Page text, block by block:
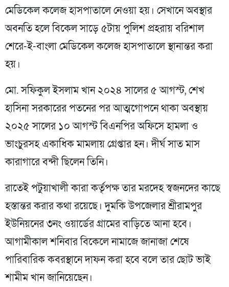
মেডিকেল কলেজ হাসপাতালে নেওয়া হয়। সেখানে অবস্থার
অবনতি হলে বিকেল সাড়ে ৫টায় পুলিশ প্রহরায় বরিশাল
শেরে-ই-বাংলা মেডিকেল কলেজ হাসপাতালে স্থানান্তর করা
হয়।
মো. সফিকুল ইসলাম খান ২০২৪ সালের ৫ আগস্ট, শেখ
হাসিনা সরকারের পতনের পর আত্মগোপনে থাকা অবস্থায়
২০২৫ সালের ১০ আগস্ট বিএনপির অফিসে হামলা ও
ভাংচুরসহ একাধিক মামলায় গ্রেপ্তার হন। দীর্ঘ সাত মাস
কারাগারে বন্দী ছিলেন তিনি।
রাতেই পটুয়াখালী কারা কর্তৃপক্ষ তার মরদেহ স্বজনদের কাছে
হস্তান্তর করার কথা রয়েছে। দুমকি উপজেলার শ্রীরামপুর
ইউনিয়নের ৩নং ওয়ার্ডের গ্রামের বাড়িতে আনা হবে।
আগামীকাল শনিবার বিকেলে নামাজে জানাজা শেষে
পারিবারিক কবরস্থানে দাফন করা হবে বলে তার ছোট ভাই
শামীম খান জানিয়েছেন।